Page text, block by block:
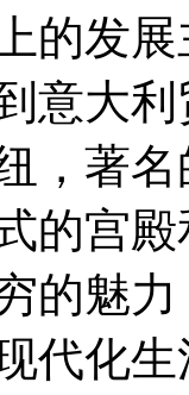
的发
意大
，著
的宫
的魅
代化